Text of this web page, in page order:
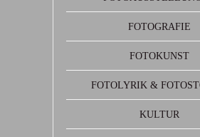
FOTOGRAFIE
FOTOKUNST
FOTOLYRIK &
KULTUR